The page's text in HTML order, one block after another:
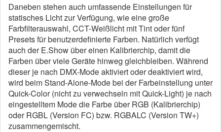
Daneben stehen auch umfassende Einstellungen für
statisches Licht zur Verfügung, wie eine große
Farbfilterauswahl, CCT-Weißlicht mit Tint oder fünf
Presets für benutzerdefinierte Farben. Natürlich verfügt
auch der E.Show über einen Kalibrierchip, damit die
Farben über viele Geräte hinweg gleichbleiben. Während
dieser je nach DMX-Mode aktiviert oder deaktiviert wird,
wird beim Stand-Alone-Mode bei der Farbeinstellung unter
Quick-Color (nicht zu verwechseln mit Quick-Light) je nach
eingestelltem Mode die Farbe über RGB (Kalibrierchip)
oder RGBL (Version FC) bzw. RGBALC (Version TW+)
zusammengemischt.